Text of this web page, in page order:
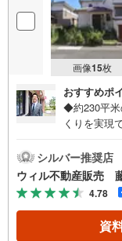
画像15枚
おすすめポ
◆約230平米
くりを実現
族に合った
前面道路約
す！◆住環
な住宅地と
分！小さ
ト 名東貴
シルバー推奨店
ウィル不動産販売
4.78
資